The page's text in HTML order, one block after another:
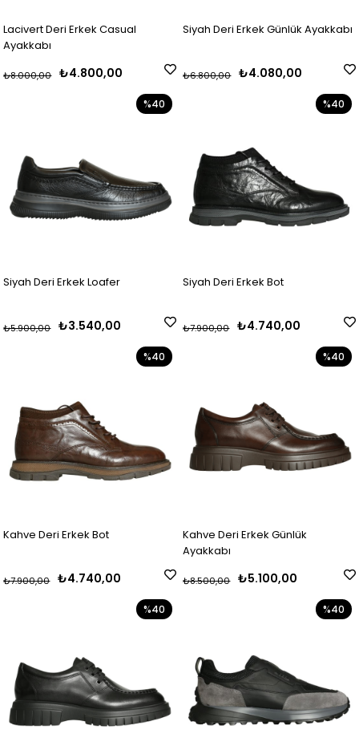
Lacivert Deri Erkek Casual
Ayakkabı
₺4.800,00
₺8.000,00
Siyah Deri Erkek Günlük Ayakkabı
₺4.080,00
₺6.800,00
Siyah Deri Erkek Loafer
₺3.540,00
₺5.900,00
%40
Siyah Deri Erkek Bot
₺4.740,00
₺7.900,00
%40
Kahve Deri Erkek Bot
₺4.740,00
₺7.900,00
%40
Kahve Deri Erkek Günlük
Ayakkabı
₺5.100,00
₺8.500,00
%40
%40 %40